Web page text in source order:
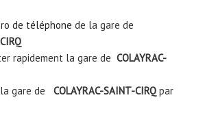
de téléphone de la gare de
rapidement la gare de COLAYRAC-
gare de
COLAYRAC-SAINT-CIRQ par